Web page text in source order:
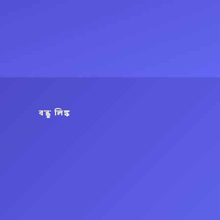
বন্ধু লিঙ্ক